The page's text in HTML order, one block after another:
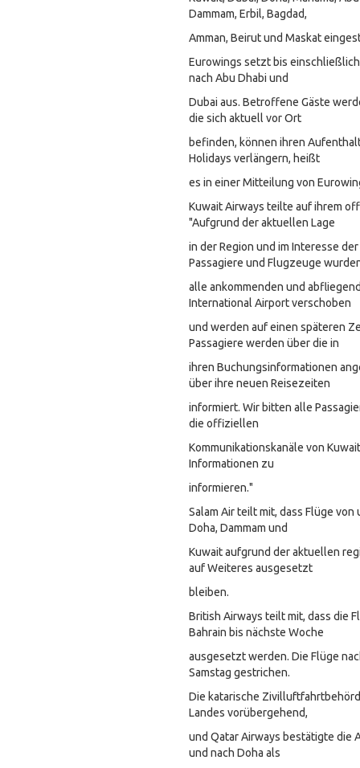
Dammam, Erbil, Bagdad,
Amman, Beirut und Maskat
Eurowings setzt bis
nach Abu Dhabi und
Dubai aus. Betroffene Gäste
die sich aktuell vor Ort
befinden, können ihren
Holidays verlängern, heißt
es in einer Mitteilung von
Kuwait Airways teilte auf ihrem
"Aufgrund der aktuellen Lage
in der Region und im Interesse
Passagiere und Flugzeuge
alle ankommenden und
International Airport verschoben
und werden auf einen späteren
Passagiere werden über die in
ihren Buchungsinformationen
über ihre neuen Reisezeiten
informiert. Wir bitten alle
die offiziellen
Kommunikationskanäle von
Informationen zu
informieren."
Salam Air teilt mit, dass Flüge von
Doha, Dammam und
Kuwait aufgrund der aktuellen
auf Weiteres ausgesetzt
bleiben.
British Airways teilt mit, dass die
Bahrain bis nächste Woche
ausgesetzt werden. Die Flüge
Samstag gestrichen.
Die katarische
Landes vorübergehend,
und Qatar Airways bestätigte die
und nach Doha als